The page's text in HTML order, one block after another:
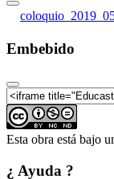
Embebido
Esta obra está bajo
¿ Ayuda ?